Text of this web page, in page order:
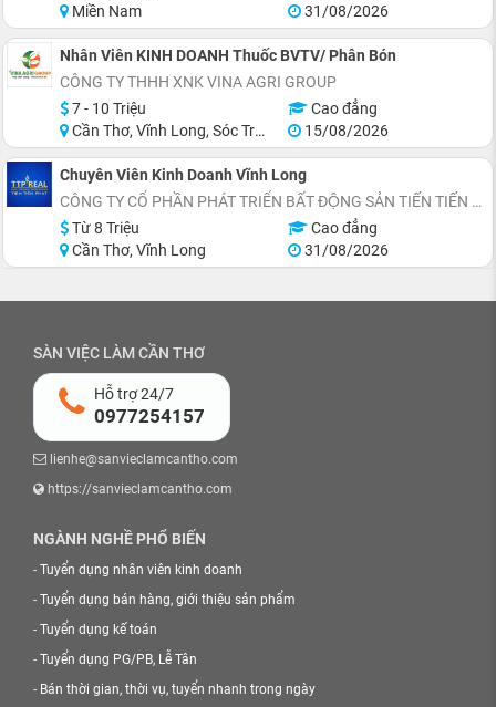
Miền Nam
31/08/2026
Nhân Viên KINH DOANH Thuốc BVTV/ Phân Bón
CÔNG TY THHH XNK VINA AGRI GROUP
7 - 10 Triệu
Cao đẳng
Cần Thơ, Vĩnh Long, Sóc Trăng, Trà Vinh
15/08/2026
Chuyên Viên Kinh Doanh Vĩnh Long
CÔNG TY CỔ PHẦN PHÁT TRIỂN BẤT ĐỘNG SẢN TIẾN TIẾN PHÁT
Từ 8 Triệu
Cao đẳng
Cần Thơ, Vĩnh Long
31/08/2026
SÀN VIỆC LÀM CẦN THƠ
Hỗ trợ 24/7
0977254157
lienhe@sanvieclamcantho.com
https://sanvieclamcantho.com
NGÀNH NGHỀ PHỔ BIẾN
- Tuyển dụng nhân viên kinh doanh
- Tuyển dụng bán hàng, giới thiệu sản phẩm
- Tuyển dụng kế toán
- Tuyển dụng PG/PB, Lễ Tân
- Bán thời gian, thời vụ, tuyển nhanh trong ngày